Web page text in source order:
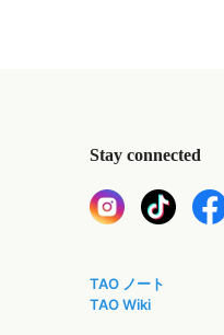
Stay connected
TAO ノート
TAO Wiki